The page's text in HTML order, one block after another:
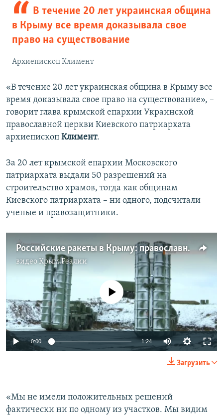
В течение 20 лет украинская община
в Крыму все время доказывала свое
право на существование
Архиепископ Климент
«В течение 20 лет украинская община в Крыму все
время доказывала свое право на существование», –
говорит глава крымской епархии Украинской
православной церкви Киевского патриархата
архиепископ Климент.
За 20 лет крымской епархии Московского
патриархата выдали 50 разрешений на
строительство храмов, тогда как общинам
Киевского патриархата – ни одного, подсчитали
ученые и правозащитники.
Российские ракеты в Крыму: православные священники освятили ЗРК С-400 (видео)
видео Крым.Реалии
No media source currently available
0:00 1:24
Загрузить
«Мы не имели положительных решений
фактически ни по одному из участков. Мы видим